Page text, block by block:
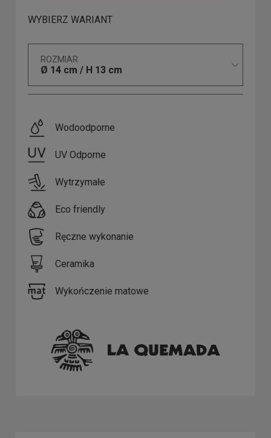
WYBIERZ WARIANT
ROZMIAR
Ø 14 cm / H 13 cm
Wodoodporne
UV Odporne
Wytrzymałe
Eco friendly
Ręczne wykonanie
Ceramika
Wykończenie matowe